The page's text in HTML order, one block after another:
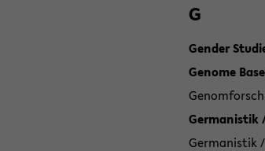
G
Gender
Genome
Germanistik
Germanistik /